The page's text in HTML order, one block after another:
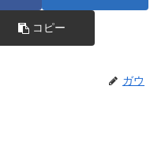
コピー
ガウ